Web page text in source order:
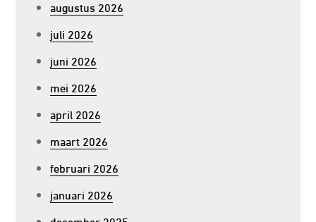
augustus 2026
juli 2026
juni 2026
mei 2026
april 2026
maart 2026
februari 2026
januari 2026